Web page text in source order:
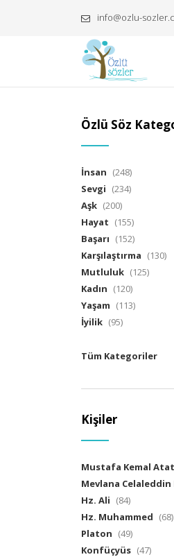
info@ozlu-
Özlü Söz
İnsan (248)
Sevgi (234)
Aşk (200)
Hayat (155)
Başarı (152)
Karşılaştırma (130)
Mutluluk (125)
Kadın (120)
Yaşam (113)
İyilik (95)
Tüm Kategoriler
Kişiler
Mustafa Kemal
Mevlana Celaleddin
Hz. Ali (84)
Hz. Muhammed (68)
Platon (49)
Konfüçyüs (47)